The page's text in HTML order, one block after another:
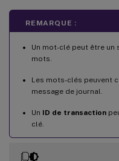
REMARQUE :
Un mot-clé peut être un
mots.
Les mots-clés peuvent
message de journal.
Un ID de transaction
clé.